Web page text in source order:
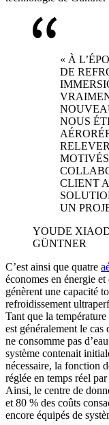
« À
DE
NOUS
CLIENT
UN
YOUDE XIAO
GÜNTNER
C’est ainsi que quatre
économes en énergie
génèrent une capacité
refroidissement
Tant que la
est généralement le
ne consomme pas
système contenait
nécessaire, la fonction
réglée en temps réel
Ainsi, le centre de
et 80 % des coûts
encore équipés de